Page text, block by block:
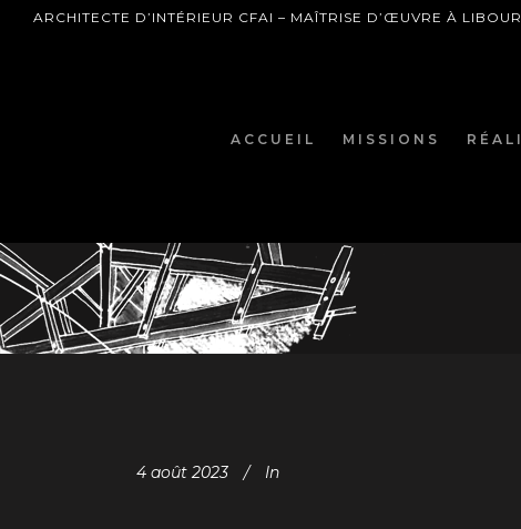
ARCHITECTE D’INTÉRIEUR CFAI – MAÎTRISE D’ŒUVRE À
ACCUEIL MISSIONS
4 août 2023 In